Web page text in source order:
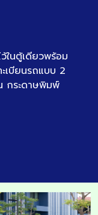
ในตู้เดียวพร้อม
เบียนรถแบบ 2
กระดาษพิมพ์